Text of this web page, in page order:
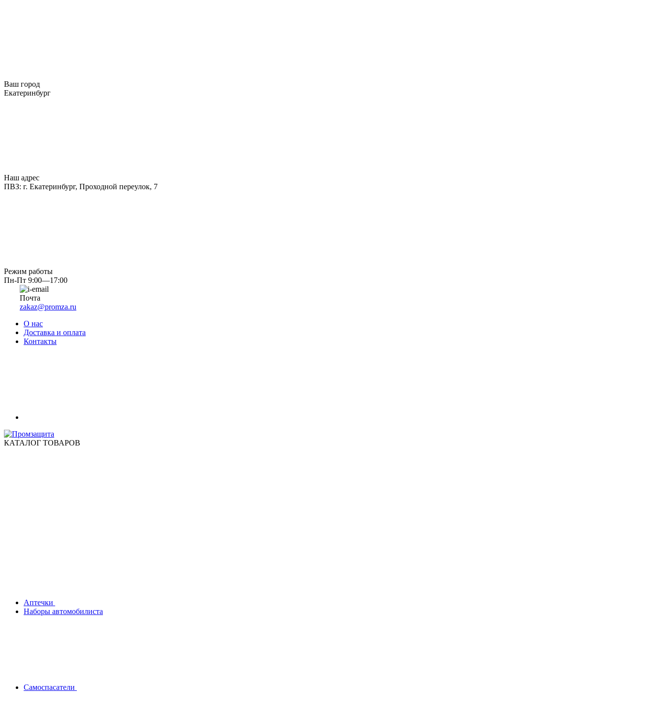
Ваш город
Екатеринбург
Наш адрес
ПВЗ: г. Екатеринбург, Проходной переулок, 7
Режим работы
Пн-Пт 9:00—17:00
Почта
zakaz@promza.ru
О нас
Доставка и оплата
Контакты
КАТАЛОГ ТОВАРОВ
Аптечки
Наборы автомобилиста
Самоспасатели